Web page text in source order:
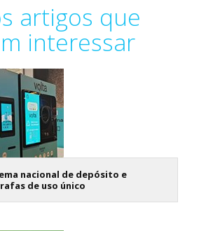
artigos que
interessar
nacional de depósito e
de uso único